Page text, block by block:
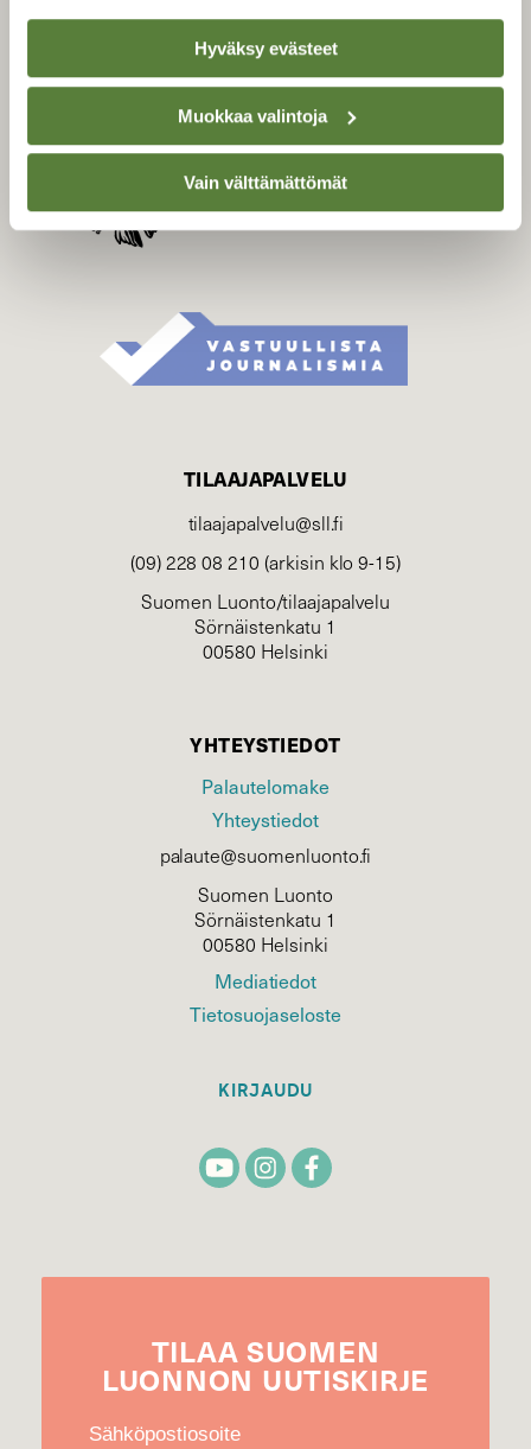
Hyväksy evästeet
Muokkaa valintoja
Vain välttämättömät
SUOMEN LUONNON­
SUOJELU­LIITTO
Suomen Luonto -lehden
kustantaja onSuomen
TILAAJAPALVELU
tilaajapalvelu@sll.fi
(09) 228 08 210 (arkisin klo 9-15)
Suomen Luonto/tilaajapalvelu
Sörnäistenkatu 1
00580 Helsinki
YHTEYSTIEDOT
Palautelomake
Yhteystiedot
palaute@suomenluonto.fi
Suomen Luonto
Sörnäistenkatu 1
00580 Helsinki
Mediatiedot
Tietosuojaseloste
KIRJAUDU
TILAA SUOMEN
LUONNON UUTIS­KIRJE
Sähköpostiosoite